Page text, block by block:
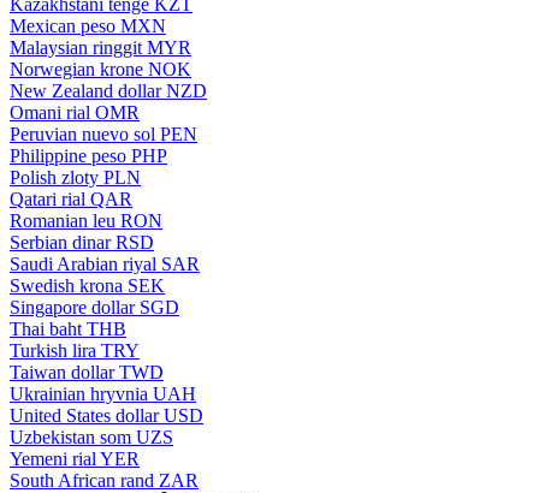
Kazakhstani tenge KZT
Mexican peso MXN
Malaysian ringgit MYR
Norwegian krone NOK
New Zealand dollar NZD
Omani rial OMR
Peruvian nuevo sol PEN
Philippine peso PHP
Polish zloty PLN
Qatari rial QAR
Romanian leu RON
Serbian dinar RSD
Saudi Arabian riyal SAR
Swedish krona SEK
Singapore dollar SGD
Thai baht THB
Turkish lira TRY
Taiwan dollar TWD
Ukrainian hryvnia UAH
United States dollar USD
Uzbekistan som UZS
Yemeni rial YER
South African rand ZAR